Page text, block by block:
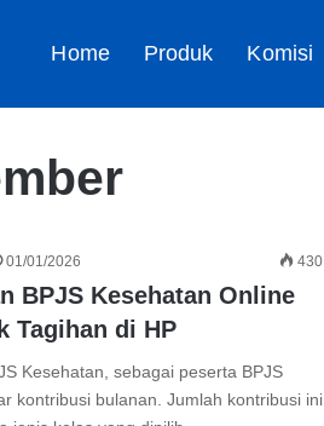
Home Produk Komisi
01/01/2026 430
BPJS Kesehatan Online
Tagihan di HP
Kesehatan, sebagai peserta BPJS
kontribusi bulanan. Jumlah kontribusi ini